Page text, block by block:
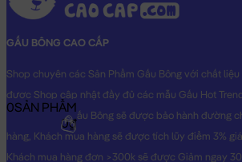
GẤU BÔNG CAO CẤP
Shop chuyên các Sản Phẩm Gấu Bông với chất
được Shop cập nhật đầy đủ các mẫu Gấu Hot
Original nhất. Gấu Bông sẽ được bảo hành đường
hàng, Khách mua hàng sẽ được tích lũy điểm 3%
Khách mua hàng đơn >300k sẽ được Giảm ngay
0SẢN PHẨM
0₫